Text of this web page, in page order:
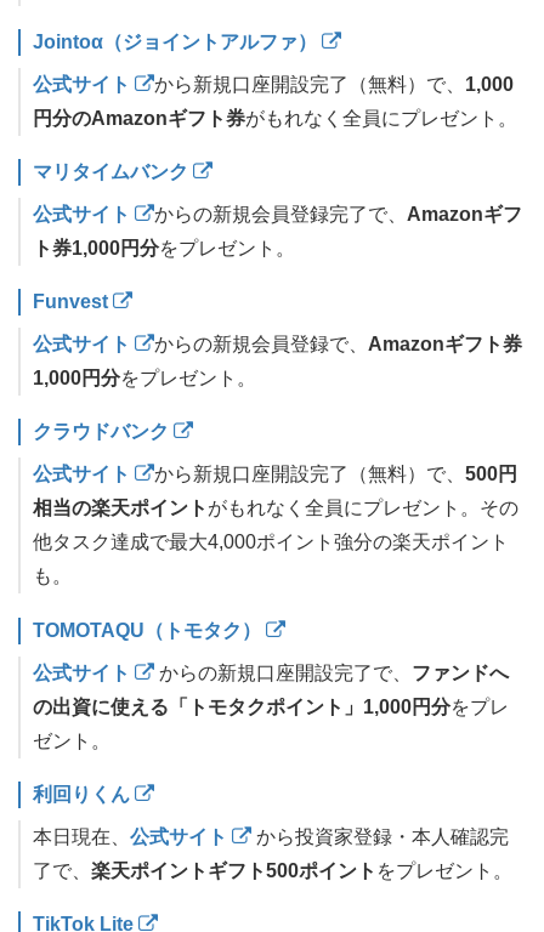
Jointoα（ジョイントアルファ）
公式サイト から新規口座開設完了（無料）で、 1,000
円分のAmazonギフト券がもれなく全員にプレゼント。
マリタイムバンク
公式サイト からの新規会員登録完了で、 Amazonギフ
ト券1,000円分をプレゼント。
Funvest
公式サイト からの新規会員登録で、 Amazonギフト券
1,000円分をプレゼント。
クラウドバンク
公式サイト から新規口座開設完了（無料）で、 500円
相当の楽天ポイント がもれなく全員にプレゼント。その
他タスク達成で最大4,000ポイント強分の楽天ポイント
も。
TOMOTAQU（トモタク）
公式サイト からの新規口座開設完了で、 ファンドへ
の出資に使える「トモタクポイント」1,000円分をプレ
ゼント。
利回りくん
本日現在、 公式サイト
から投資家登録・本人確認完
了で、 楽天ポイントギフト500ポイント をプレゼント。
TikTok Lite